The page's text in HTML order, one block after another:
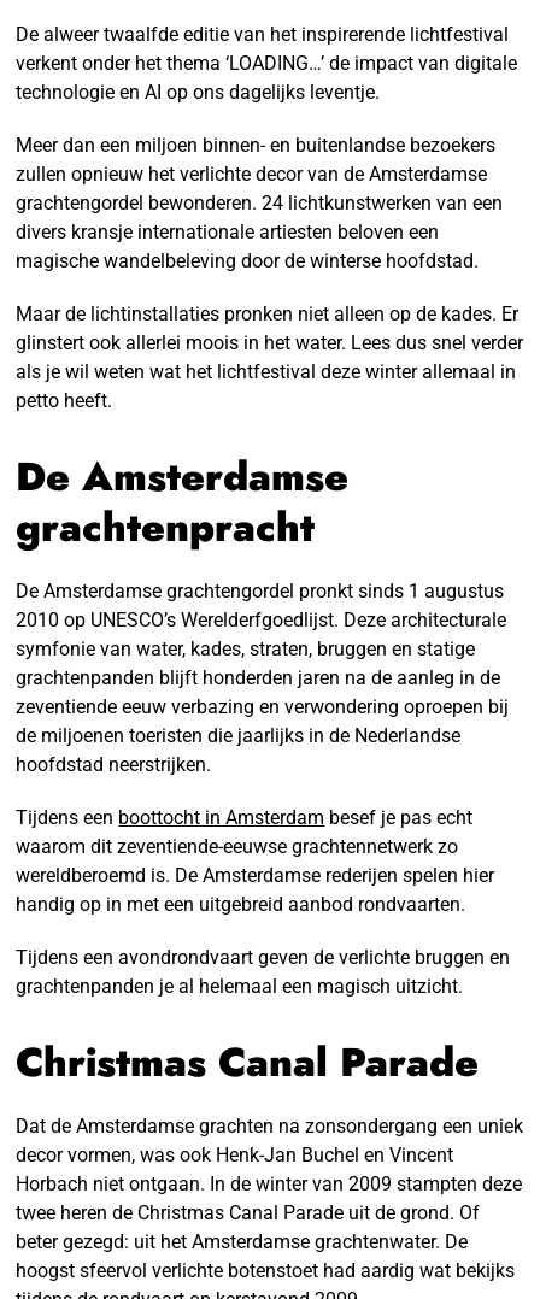
De alweer twaalfde editie van het inspirerende lichtfestival
verkent onder het thema ‘LOADING…’ de impact van digitale
technologie en AI op ons dagelijks leventje.
Meer dan een miljoen binnen- en buitenlandse bezoekers
zullen opnieuw het verlichte decor van de Amsterdamse
grachtengordel bewonderen. 24 lichtkunstwerken van een
divers kransje internationale artiesten beloven een
magische wandelbeleving door de winterse hoofdstad.
Maar de lichtinstallaties pronken niet alleen op de kades. Er
glinstert ook allerlei moois in het water. Lees dus snel verder
als je wil weten wat het lichtfestival deze winter allemaal in
petto heeft.
De Amsterdamse
grachtenpracht
De Amsterdamse grachtengordel pronkt sinds 1 augustus
2010 op UNESCO’s Werelderfgoedlijst. Deze architecturale
symfonie van water, kades, straten, bruggen en statige
grachtenpanden blijft honderden jaren na de aanleg in de
zeventiende eeuw verbazing en verwondering oproepen bij
de miljoenen toeristen die jaarlijks in de Nederlandse
hoofdstad neerstrijken.
Tijdens een boottocht in Amsterdam besef je pas echt
waarom dit zeventiende-eeuwse grachtennetwerk zo
wereldberoemd is. De Amsterdamse rederijen spelen hier
handig op in met een uitgebreid aanbod rondvaarten.
Tijdens een avondrondvaart geven de verlichte bruggen en
grachtenpanden je al helemaal een magisch uitzicht.
Christmas Canal Parade
Dat de Amsterdamse grachten na zonsondergang een uniek
decor vormen, was ook Henk-Jan Buchel en Vincent
Horbach niet ontgaan. In de winter van 2009 stampten deze
twee heren de Christmas Canal Parade uit de grond. Of
beter gezegd: uit het Amsterdamse grachtenwater. De
hoogst sfeervol verlichte botenstoet had aardig wat bekijks